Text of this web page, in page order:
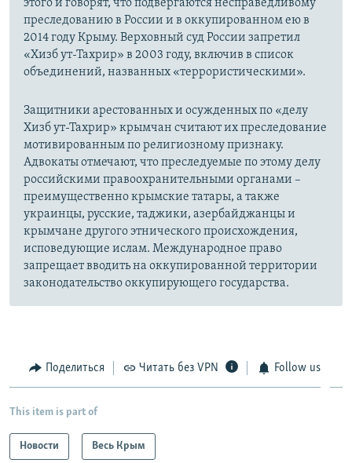
этого и говорят, что подвергаются несправедливому
преследованию в России и в оккупированном ею в
2014 году Крыму. Верховный суд России запретил
«Хизб ут-Тахрир» в 2003 году, включив в список
объединений, названных «террористическими».
Защитники арестованных и осужденных по «делу
Хизб ут-Тахрир» крымчан считают их преследование
мотивированным по религиозному признаку.
Адвокаты отмечают, что преследуемые по этому делу
российскими правоохранительными органами –
преимущественно крымские татары, а также
украинцы, русские, таджики, азербайджанцы и
крымчане другого этнического происхождения,
исповедующие ислам. Международное право
запрещает вводить на оккупированной территории
законодательство оккупирующего государства.
Поделиться Читать без VPN Follow us
This item is part of
Новости Весь Крым